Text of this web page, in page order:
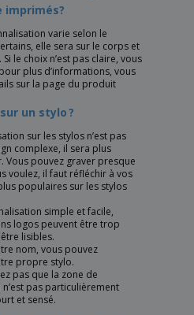
imprimés?
varie selon le
elle sera sur le corps et
le choix n’est pas claire, vous
plus d’informations, vous
sur la page du produit
un stylo ?
sur les stylos n’est pas
complexe, il sera plus
Vous pouvez graver presque
voulez, il faut réfléchir à vos
populaires sur les stylos
simple et facile,
logos peuvent être trop
lisibles.
nom, vous pouvez
propre stylo.
pas que la zone de
pas particulièrement
et sensé.